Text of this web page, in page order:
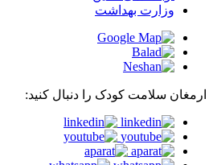
وزارت بهداشت
ارمغان سلامت کودک را دنبال کنید: